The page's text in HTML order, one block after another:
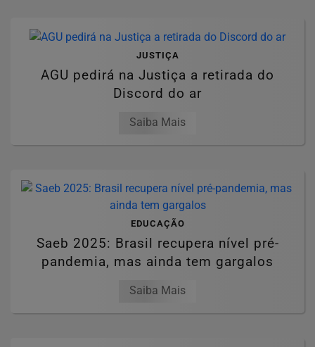
JUSTIÇA
AGU pedirá na Justiça a retirada do
Discord do ar
Saiba Mais
EDUCAÇÃO
Saeb 2025: Brasil recupera nível pré-
pandemia, mas ainda tem gargalos
Saiba Mais